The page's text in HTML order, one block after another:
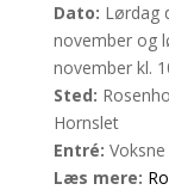
Dato: Lørdag
november og
november kl.
Sted:
Hornslet
Entré:
Læs mere: